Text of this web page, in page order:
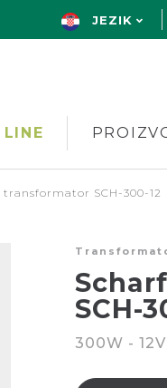
JEZIK
LINE
transformator SCH-300-12
SCH-
300W - 12V